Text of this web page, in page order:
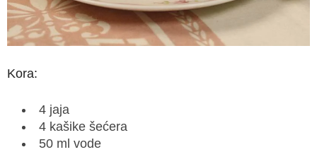
Kora:
4 jaja
4 kašike šećera
50 ml vode